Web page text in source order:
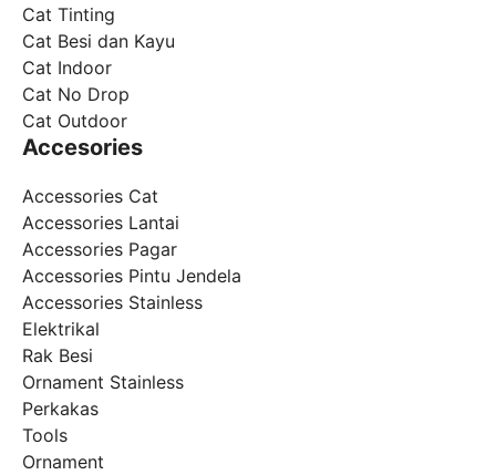
Cat Tinting
Cat Besi dan Kayu
Cat Indoor
Cat No Drop
Cat Outdoor
Accesories
Accessories Cat
Accessories Lantai
Accessories Pagar
Accessories Pintu Jendela
Accessories Stainless
Elektrikal
Rak Besi
Ornament Stainless
Perkakas
Tools
Ornament